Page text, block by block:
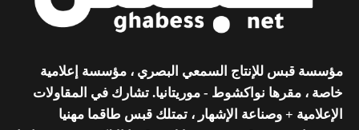
مؤسسة قبس للإنتاج السمعي البصري ، مؤسسة إعلامية
خاصة ، مقرها نواكشوط - موريتانيا. تشارك في المقاولات
الإعلامية + وصناعة الإشهار ، تمتلك قبس طاقما مهنيا